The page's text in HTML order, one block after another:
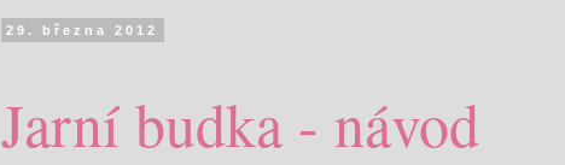
29. března 2012
Jarní budka - návod